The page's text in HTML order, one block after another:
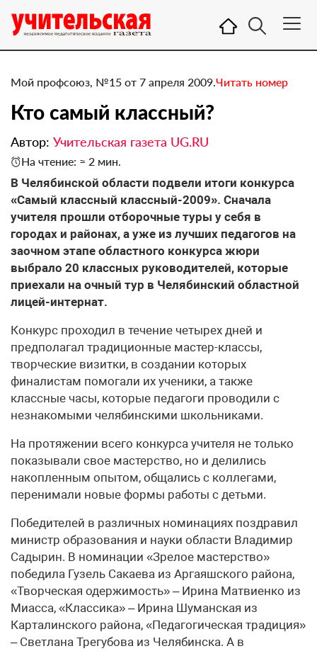
Мой профсоюз, №15 от 7 апреля 2009.Читать номер
Кто самый классный?
Автор: Учительская газета UG.RU
На чтение: ≈ 2 мин.
В Челябинской области подвели итоги конкурса
«Самый классный классный-2009». Сначала
учителя прошли отборочные туры у себя в
городах и районах, а уже из лучших педагогов на
заочном этапе областного конкурса жюри
выбрало 20 классных руководителей, которые
приехали на очный тур в Челябинский областной
лицей-интернат.
Конкурс проходил в течение четырех дней и
предполагал традиционные мастер-классы,
творческие визитки, в создании которых
финалистам помогали их ученики, а также
классные часы, которые педагоги проводили с
незнакомыми челябинскими школьниками.
На протяжении всего конкурса учителя не только
показывали свое мастерство, но и делились
накопленным опытом, общались с коллегами,
перенимали новые формы работы с детьми.
Победителей в различных номинациях поздравил
министр образования и науки области Владимир
Садырин. В номинации «Зрелое мастерство»
победила Гузель Сакаева из Аргаяшского района,
«Творческая одержимость» – Ирина Матвиенко из
Миасса, «Классика» – Ирина Шуманская из
Карталинского района, «Педагогическая традиция»
– Светлана Трегубова из Челябинска. А в